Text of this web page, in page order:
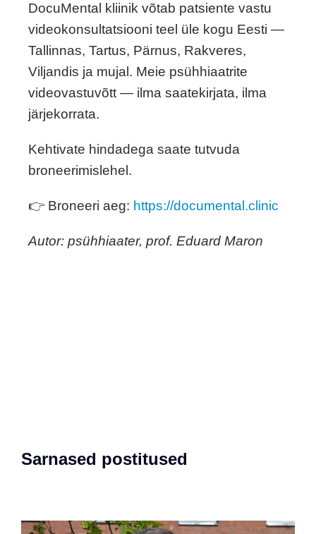
DocuMental kliinik võtab patsiente vastu
videokonsultatsiooni teel üle kogu Eesti —
Tallinnas, Tartus, Pärnus, Rakveres,
Viljandis ja mujal. Meie psühhiaatrite
videovastuvõtt — ilma saatekirjata, ilma
järjekorrata.
Kehtivate hindadega saate tutvuda
broneerimislehel.
👉 Broneeri aeg: https://documental.clinic
Autor: psühhiaater, prof. Eduard Maron
Sarnased postitused